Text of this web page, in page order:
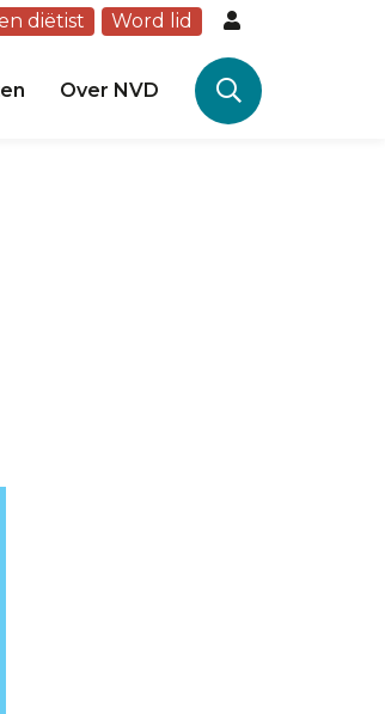
diëtist Word lid
Over NVD